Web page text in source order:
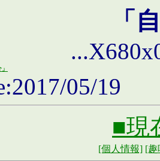
「
05/19
■現
[個人情報] [趣